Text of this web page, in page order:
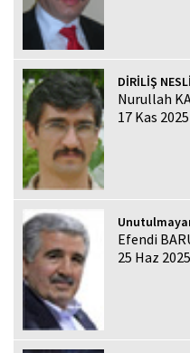
DİRİLİŞ
Nurullah
17 Kas 2025
Efendi
25 Haz 2025